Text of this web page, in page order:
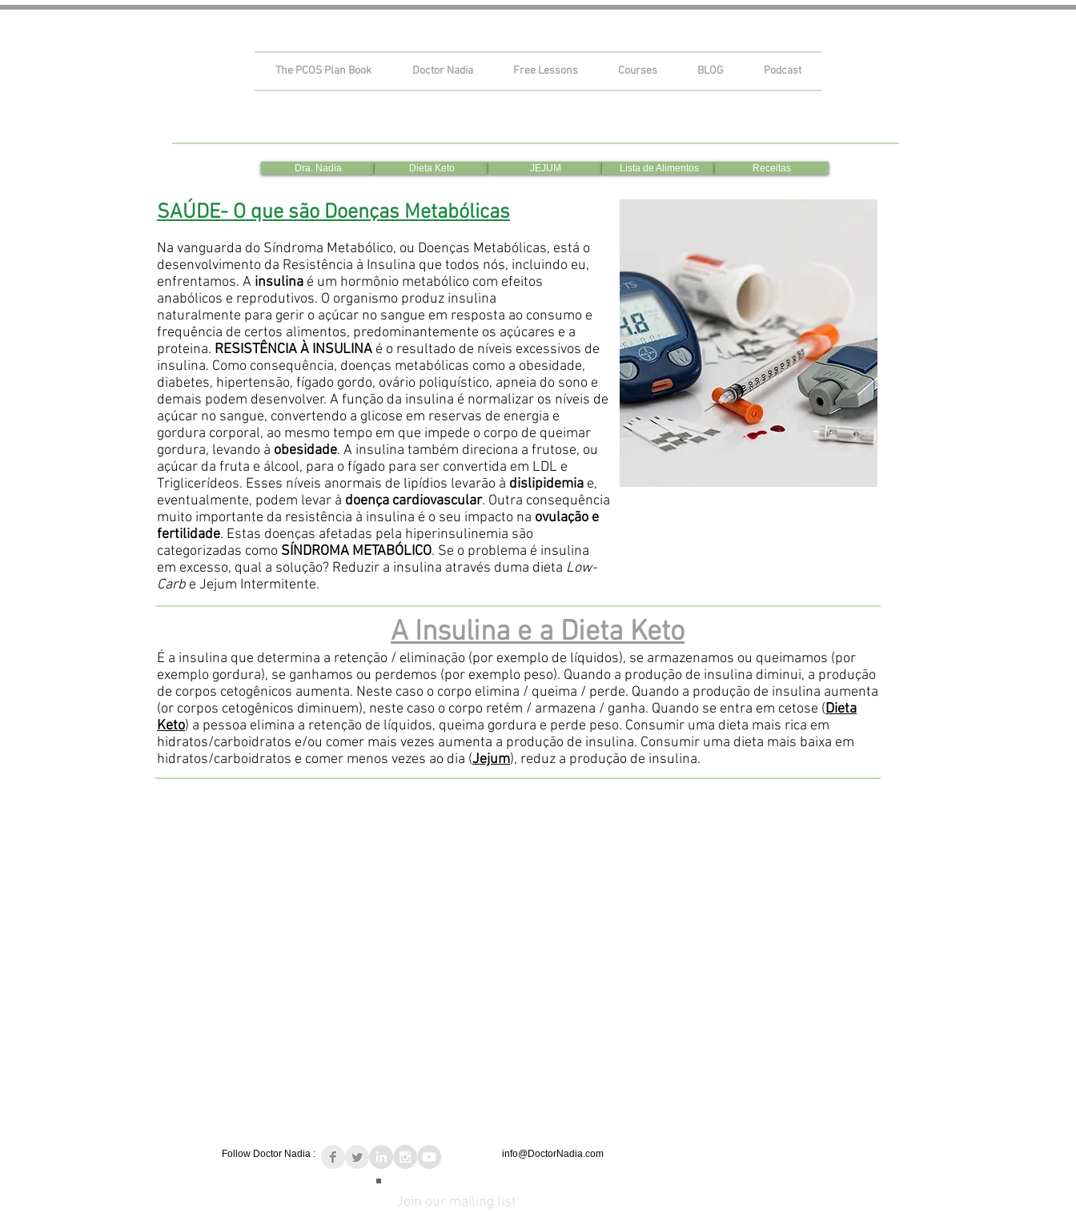
The PCOS Plan Book Doctor Nadia Free Lessons Courses BLOG Podcast
Dra. Nadia Dieta Keto JEJUM Lista de Alimentos Receitas
SAÚDE- O que são Doenças Metabólicas
Na vanguarda do Síndroma Metabólico, ou Doenças Metabólicas, está o
desenvolvimento da Resistência à Insulina que todos nós, incluindo eu,
enfrentamos. A insulina é um hormônio metabólico com efeitos
anabólicos e reprodutivos. O organismo produz insulina
naturalmente para gerir o açúcar no sangue em resposta ao consumo e
frequência de certos alimentos, predominantemente os açúcares e a
proteina. RESISTÊNCIA À INSULINA é o resultado de níveis excessivos de
insulina. Como consequência, doenças metabólicas como a obesidade,
diabetes, hipertensão, fígado gordo, ovário poliquístico, apneia do sono e
demais podem desenvolver. A função da insulina é normalizar os níveis de
açúcar no sangue, convertendo a glicose em reservas de energia e
gordura corporal, ao mesmo tempo em que impede o corpo de queimar
gordura, levando à obesidade. A insulina também direciona a frutose, ou
açúcar da fruta e álcool, para o fígado para ser convertida em LDL e
Triglicerídeos. Esses níveis anormais de lipídios levarão à dislipidemia e,
eventualmente, podem levar à doença cardiovascular. Outra consequência
muito importante da resistência à insulina é o seu impacto na ovulação e
fertilidade. Estas doenças afetadas pela hiperinsulinemia são
categorizadas como SÍNDROMA METABÓLICO. Se o problema é insulina
em excesso, qual a solução? Reduzir a insulina através duma dieta Low-
Carb e Jejum Intermitente.
A Insulina e a Dieta Keto
É a insulina que determina a retenção / eliminação (por exemplo de líquidos), se armazenamos ou queimamos (por
exemplo gordura), se ganhamos ou perdemos (por exemplo peso). Quando a produção de insulina diminui, a produção
de corpos cetogênicos aumenta. Neste caso o corpo elimina / queima / perde. Quando a produção de insulina aumenta
(or corpos cetogênicos diminuem), neste caso o corpo retém / armazena / ganha. Quando se entra em cetose (Dieta
Keto) a pessoa elimina a retenção de líquidos, queima gordura e perde peso. Consumir uma dieta mais rica em
hidratos/carboidratos e/ou comer mais vezes aumenta a produção de insulina. Consumir uma dieta mais baixa em
hidratos/carboidratos e comer menos vezes ao dia (Jejum), reduz a produção de insulina.
Follow Doctor Nadia : info@DoctorNadia.com
Join our mailing list